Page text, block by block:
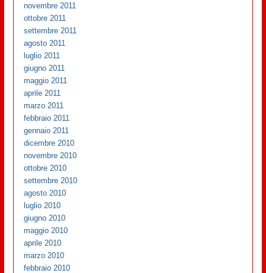
novembre 2011
ottobre 2011
settembre 2011
agosto 2011
luglio 2011
giugno 2011
maggio 2011
aprile 2011
marzo 2011
febbraio 2011
gennaio 2011
dicembre 2010
novembre 2010
ottobre 2010
settembre 2010
agosto 2010
luglio 2010
giugno 2010
maggio 2010
aprile 2010
marzo 2010
febbraio 2010